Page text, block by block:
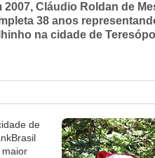
2007, Cláudio Roldan de
38 anos
na cidade de
de
maior